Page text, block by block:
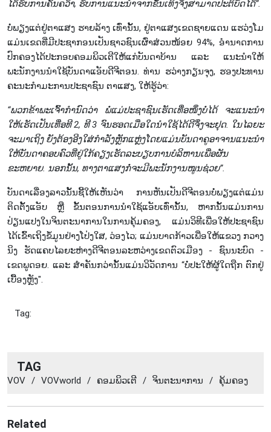
ໄດ້ຮັບການຄົ້ນຄວ້າ, ຮັບການແນະນຳຈາກຂັ້ນເທິງຈຶ່ງສາມາດປະຕິບັດໄດ້”.
ບໍ່ພຽງແຕ່ຢູ່ຕາແສງ ຮາຍລ້າງ ເທົ່ານັ້ນ, ຢູ່ຕາແສງເຂດຊາຍແດນ ແຮວ່ງໂມ
ແມ່ນເຂດທີ່ມີປະຊາກອນເປັນຊາວຊົນເຜົ່າສ່ວນໜ້ອຍ 94%, ອຳນາດການ
ປົກຄອງໄດ້ປະກອບຄອມພິວເຕີໃຫ້ແກ່ບັນດາບ້ານ ແລະ ແນະນຳໃຫ້
ພະນັກງານນຳໃຊ້ບັນດາແອັບດີຈີຕອນ. ທ່ານ ຮວ່າງກຽນຈຸງ, ຮອງປະທານ
ຄະນະກຳມະການປະຊາຊົນ ຕາແສງ, ໃຫ້ຮູ້ວ່າ:
“ພວກຂ້າພະເຈົ້າກຳນົດວ່າ ພໍ່ແມ່ປະຊາຊົນເຮັດເທື່ອໜຶ່ງບໍ່ໄດ້
ຈະແນະນຳ
ໃຫ້ເຮັດເປັນເທື່ອທີ 2, ທີ 3 ຈົນຮອດເມື່ອໃດນຳໃຊ້ໄດ້ດີຈຶ່ງຈະຢຸດ. ໃນໄລຍະ
ຈະມາເຖິງ ຍັງຕ້ອງອີງໃສ່ກຳລັງຫຼັກແຫຼ່ງໂດຍແມ່ນບັນດາຄູອາຈານແນະນຳ
ໃຫ້ບັນດາຄອບຄົວທີ່ຢູ່ໃກ້ຄຽງເຮັດລະບຽບການບໍລິຫານເພື່ອຜັນ
ຂະຫຍາຍ. ນອກນັ້ນ, ທາງຕາແສງກໍ່ຈະມີພະນັກງານໜູນຊ່ວຍ”.
ບັນດາເລື່ອງລາວນັ້ນຊີ້ໃຫ້ເຫັນວ່າ ການຫັນເປັນດີຈີຕອນບໍ່ພຽງແຕ່ແມ່ນ
ຕິດຕັ້ງແອັບ ຫຼື ຂັ້ນຕອນການນຳໃຊ້ແອັບເທົ່ານັ້ນ, ຫາກນັ້ນແມ່ນການ
ປ່ຽນແປງໃນຈິນຕະນາການໃນການຄຸ້ມຄອງ, ແມ່ນວິທີເພື່ອໃຫ້ປະຊາຊົນ
ໄດ້ເຂົ້າເຖິງຂໍ້ມູນຢ່າງໂປ່ງໃສ, ວ່ອງໄວ; ແມ່ນບາດກ້າວເພື່ອໃຫ້ແຂວງ ກວາງ
ນິງ ຮັດແຄບໄລຍະຫ່າງດີຈີຕອນລະຫວ່າງເຂດຕົວເມືອງ - ຊົນນະບົດ -
ເຂດພູດອຍ. ແລະ ສຳຄັນກວ່ານັ້ນແມ່ນວິວັດການ “ບໍ່ປະໃຫ້ຜູ້ໃດຖືກ ຕົກຢູ່
ເບື້ອງຫຼັງ".
Tag:
TAG
VOV / VOVworld / ​ຄອມ​ພິວ​ເຕີ​ / ​ຈິນ​ຕະ​ນາ​ການ / ​ຄຸ້ມ​ຄອງ
Related